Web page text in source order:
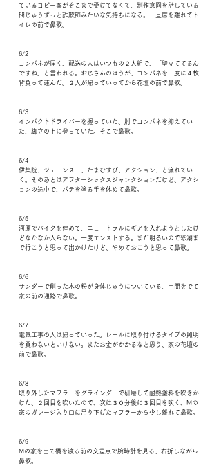
ているコピー案がそこまで受けてなくて、制作意図を話している
間じゅうずっと詐欺師みたいな気持ちになる。一旦席を離れてト
イレの前で鼻歌。
6/2
コンパネが届く、配送の人はいつもの２人組で、「壁立ててるん
ですね」と言われる。おじさんのほうが、コンパネを一度に４枚
背負って運んだ。２人が帰っていってから花壇の前で鼻歌。
6/3
インパクトドライバーを握っていた、肘でコンパネを抑えてい
た、脚立の上に登っていた。そこで鼻歌。
6/4
伊集院、ジェーンスー、たまむすび、アクション、と流れてい
く。そのあとはアフターシックスジャンクションだけど、アクシ
ョンの途中で、パテを塗る手を休めて鼻歌。
6/5
河原でバイクを停めて、ニュートラルにギアを入れようとしたけ
どなかなか入らない。一度エンストする。まだ明るいので彩湖ま
で行こうと思って出かけたけど、やめておこうと思って鼻歌。
6/6
サンダーで削った木の粉が身体じゅうについている、土間をでて
家の前の通路で鼻歌。
6/7
電気工事の人は帰っていった。レールに取り付けるタイプの照明
を買わないといけない。またお金がかかるなと思う、家の花壇の
前で鼻歌。
6/8
取り外したマフラーをグラインダーで研磨して耐熱塗料を吹きか
けた、２回目を吹いたので、次は３０分後に３回目を吹く、Mの
家のガレージ入り口に吊り下げたマフラーから少し離れて鼻歌。
6/9
Mの家を出て橋を渡る前の交差点で腕時計を見る、右折しながら
鼻歌。